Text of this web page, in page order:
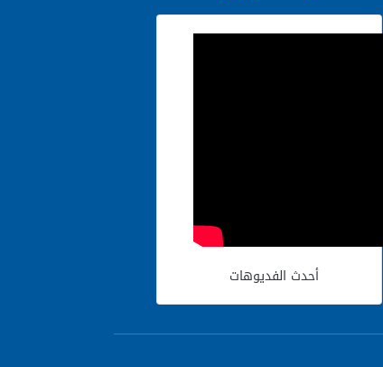
أحدث الفديوهات